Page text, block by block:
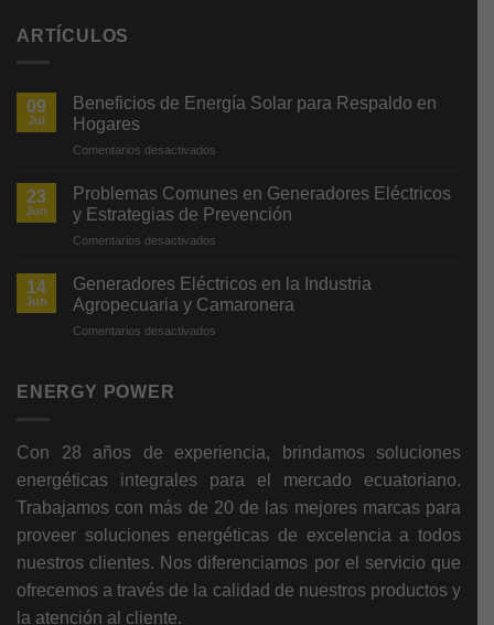
ARTÍCULOS
09
Jul
Beneficios de Energía Solar para Respaldo en
Hogares
Comentarios desactivados
Solar
en
Hogares
23
Jun
Problemas Comunes en Generadores Eléctricos
y Estrategias de Prevención
Comentarios desactivados
Comunes
Generadores
14
Jun
Generadores Eléctricos en la Industria
Agropecuaria y Camaronera
Comentarios desactivados
y
Camaronera
ENERGY POWER
Con 28 años de experiencia, brindamos soluciones
energéticas integrales para el mercado ecuatoriano.
Trabajamos con más de 20 de las mejores marcas para
proveer soluciones energéticas de excelencia a todos
nuestros clientes. Nos diferenciamos porel servicio que
ofrecemos a través de la calidad de nuestros productos y
la atención al cliente.